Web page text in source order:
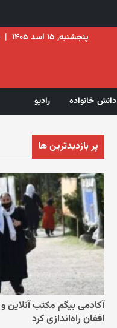
پنجشنبه, ۱۵ اسد ۱۴۰۵ |
دانش خانواده رادیو
پر بازدیدترین ها
آکادمی بیگم مکتب آنلاین و
افغان راه‌اندازی کرد